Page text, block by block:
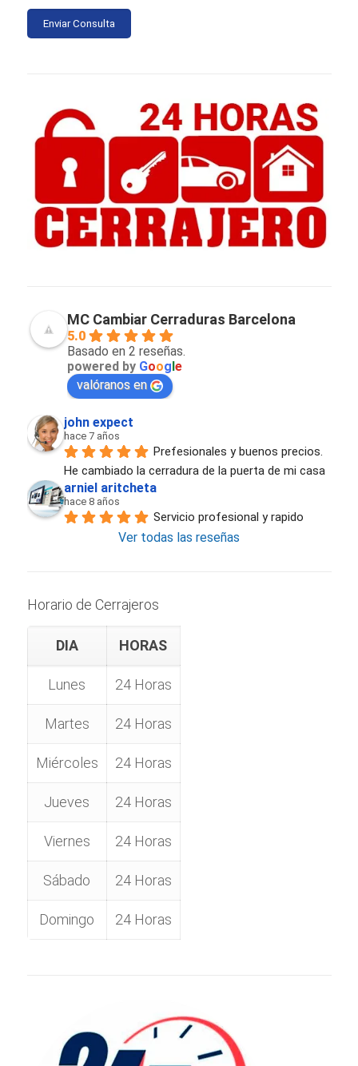
MC Cambiar Cerraduras Barcelona
5.0
Basado en 2 reseñas.
powered by Goog e
valóranos en
john expect
hace 7 años
Prefesionales y buenos precios.
He cambiado la cerradura de la puerta de mi casa
arniel aritcheta
hace 8 años
Servicio profesional y rapido
Ver todas las reseñas
Horario de Cerrajeros
DIA HORAS
Lunes 24 Horas
Martes 24 Horas
Miércoles 24 Horas
Jueves 24 Horas
Viernes 24 Horas
Sábado 24 Horas
Domingo 24 Horas